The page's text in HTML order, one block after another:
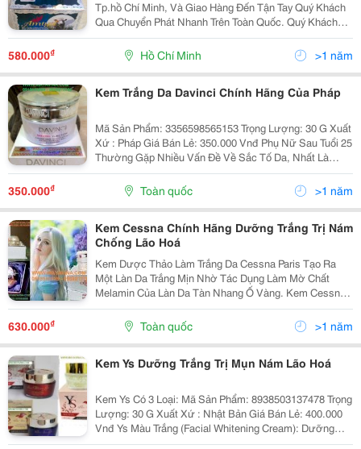
Tp.hồ Chí Minh, Và Giao Hàng Đến Tận Tay Quý Khách
Qua Chuyển Phát Nhanh Trên Toàn Quốc. Quý Khách
Vui Lòng Liên Hệ Để Được Tư Vấn Và Báo Giá Tốt
580.000₫ Hồ Chí Minh >1 năm
Kem Trắng Da Davinci Chính Hãng Của Pháp
Mã Sản Phẩm: 3356598565153 Trọng Lượng: 30 G Xuất
Xứ : Pháp Giá Bán Lẻ: 350.000 Vnđ Phụ Nữ Sau Tuổi 25
Thường Gặp Nhiều Vấn Đề Về Sắc Tố Da, Nhất Là
Nám, Tàn Nhang. Tình Trạng Này Ảnh Hưởng Đến
Thẩm Mỹ Cho Gương Mặt. Nếu Không Điều Trị Kị
350.000₫ Toàn quốc >1 năm
Kem Cessna Chính Hãng Dưỡng Trắng Trị Nám
Chống Lão Hoá
Kem Dược Thảo Làm Trắng Da Cessna Paris Tạo Ra
Một Làn Da Trắng Mịn Nhờ Tác Dụng Làm Mờ Chất
Melamin Của Làn Da Tàn Nhang Ố Vàng. Kem Cessna
Paris Có Tốt Không? Thành Phần Chất Xúc Tác Vitamin
C Sẽ Thâm Nhập Sâu Vào Da Trong Vòng 24H, Pha
Loãng...
630.000₫ Toàn quốc >1 năm
Kem Ys Dưỡng Trắng Trị Mụn Nám Lão Hoá
Kem Ys Có 3 Loại: Mã Sản Phẩm: 8938503137478 Trọng
Lượng: 30 G Xuất Xứ : Nhật Bản Giá Bán Lẻ: 400.000
Vnđ Ys Màu Trắng (Facial Whitening Cream): Dưỡng
Trắng Da - Dưỡng Ẩm - Chống Nắng Thành Phần: Được